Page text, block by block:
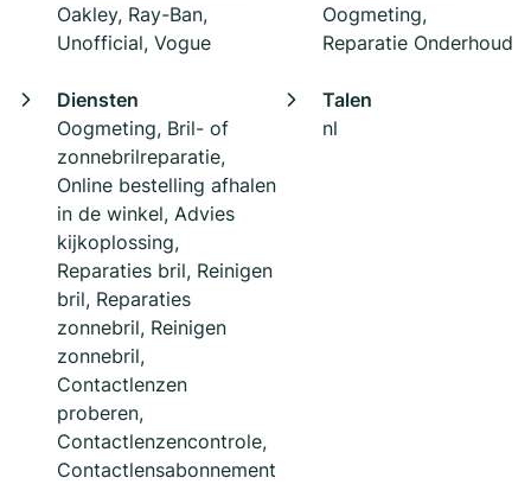
Oakley, Ray-Ban,
Unofficial, Vogue
Oogmeting,
Reparatie Onderhoud
Diensten
Oogmeting, Bril- of
zonnebrilreparatie,
Online bestelling afhalen
in de winkel, Advies
kijkoplossing,
Reparaties bril, Reinigen
bril, Reparaties
zonnebril, Reinigen
zonnebril,
Contactlenzen
proberen,
Contactlenzencontrole,
Contactlensabonnement
Talen
nl